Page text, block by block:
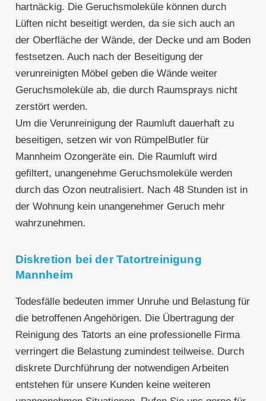
hartnäckig. Die Geruchsmoleküle können durch
Lüften nicht beseitigt werden, da sie sich auch an
der Oberfläche der Wände, der Decke und am Boden
festsetzen. Auch nach der Beseitigung der
verunreinigten Möbel geben die Wände weiter
Geruchsmoleküle ab, die durch Raumsprays nicht
zerstört werden.
Um die Verunreinigung der Raumluft dauerhaft zu
beseitigen, setzen wir von RümpelButler für
Mannheim Ozongeräte ein. Die Raumluft wird
gefiltert, unangenehme Geruchsmoleküle werden
durch das Ozon neutralisiert. Nach 48 Stunden ist in
der Wohnung kein unangenehmer Geruch mehr
wahrzunehmen.
Diskretion bei der Tatortreinigung
Mannheim
Todesfälle bedeuten immer Unruhe und Belastung für
die betroffenen Angehörigen. Die Übertragung der
Reinigung des Tatorts an eine professionelle Firma
verringert die Belastung zumindest teilweise. Durch
diskrete Durchführung der notwendigen Arbeiten
entstehen für unsere Kunden keine weiteren